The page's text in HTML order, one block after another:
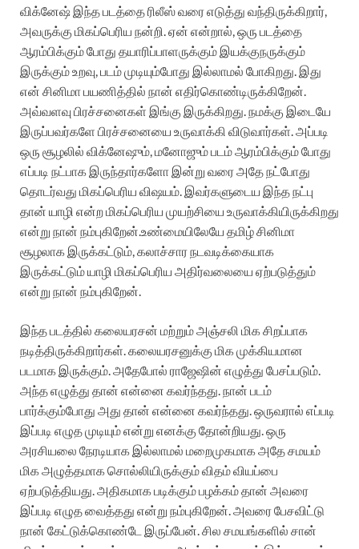
விக்னேஷ் இந்த படத்தை ரிலீஸ் வரை எடுத்து வந்திருக்கிறார்,
அவருக்கு மிகப்பெரிய நன்றி. ஏன் என்றால், ஒரு படத்தை
ஆரம்பிக்கும் போது தயாரிப்பாளருக்கும் இயக்குநருக்கும்
இருக்கும் உறவு, படம் முடியும்போது இல்லாமல் போகிறது. இது
என் சினிமா பயணித்தில் நான் எதிர்கொண்டிருக்கிறேன்.
அவ்வளவு பிரச்சனைகள் இங்கு இருக்கிறது. நமக்கு இடையே
இருப்பவர்களே பிரச்சனையை உருவாக்கி விடுவார்கள். அப்படி
ஒரு சூழலில் விக்னேஷும், மனோஜும் படம் ஆரம்பிக்கும் போது
எப்படி நட்பாக இருந்தார்களோ இன்று வரை அதே நட்போது
தொடர்வது மிகப்பெரிய விஷயம். இவர்களுடைய இந்த நட்பு
தான் யாழி என்ற மிகப்பெரிய முயற்சியை உருவாக்கியிருக்கிறது
என்று நான் நம்புகிறேன்.உண்மையிலேயே தமிழ் சினிமா
சூழலாக இருக்கட்டும், கலாச்சார நடவடிக்கையாக
இருக்கட்டும் யாழி மிகப்பெரிய அதிர்வலையை ஏற்படுத்தும்
என்று நான் நம்புகிறேன்.
இந்த படத்தில் கலையரசன் மற்றும் அஞ்சலி மிக சிறப்பாக
நடித்திருக்கிறார்கள். கலையரசனுக்கு மிக முக்கியமான
படமாக இருக்கும். அதேபோல் ராஜேஷின் எழுத்து பேசப்படும்.
அந்த எழுத்து தான் என்னை கவர்ந்தது. நான் படம்
பார்க்கும்போது அது தான் என்னை கவர்ந்தது. ஒருவரால் எப்படி
இப்படி எழுத முடியும் என்று எனக்கு தோன்றியது. ஒரு
அரசியலை நேரடியாக இல்லாமல் மறைமுகமாக அதே சமயம்
மிக அழுத்தமாக சொல்லியிருக்கும் விதம் வியப்பை
ஏற்படுத்தியது. அதிகமாக படிக்கும் பழக்கம் தான் அவரை
இப்படி எழுத வைத்தது என்று நம்புகிறேன். அவரை பேசவிட்டு
நான் கேட்டுக்கொண்டே இருப்பேன். சில சமயங்களில் சான்